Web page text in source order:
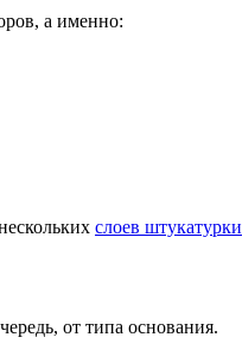
а именно:
слоев штукатурки
от типа основания.